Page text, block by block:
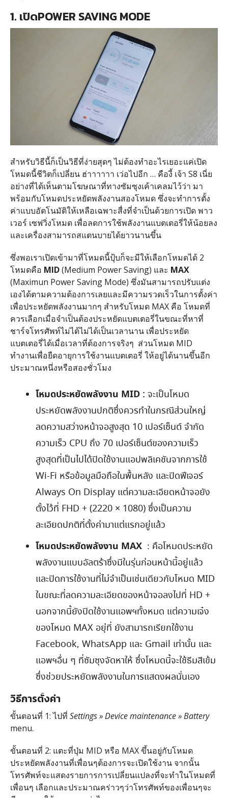
1. เปิดPOWER SAVING MODE
สำหรับวิธีนี้ก็เป็นวิธีที่ง่ายสุดๆ ไม่ต้องทำอะไรเยอะแค่เปิด
โหมดนี้ชีวิตก็เปลี่ยน ฮ่าาาาาา เว่อไปอีก … คืองี้ เจ้า S8 เนี่ย
อย่างที่ได้เห็นตามโฆษณาที่ทางซัมซุงเค้าเคลมไว้ว่า มา
พร้อมกับโหมดประหยัดพลังงานสองโหมด ซึ่งจะทำการตั้ง
ค่าแบบอัตโนมัติให้เหลือเฉพาะสื่งที่จำเป็นด้วยการเปิด พาว
เวอร์ เซฟวิ่งโหมด เพื่อลดการใช้พลังงานแบตเตอรี่ให้น้อยลง
และเครื่องสามารถสแตนบายได้ยาวนานขึ้น
ซึ่งพอเราเปิดเข้ามาที่โหมดนี้ปุ้บก็จะมีให้เลือกโหมดได้ 2
โหมดคือ MID(Medium Power Saving) และ MAX
(Maximun Power Saving Mode) ซึ่งมันสามารถปรับแต่ง
เองได้ตามความต้องการเลยและมีความรวดเร็วในการตั้งค่า
เพื่อประหยัดพลังงานมากๆ สำหรับโหมด MAX คือ โหมดที่
ควรเลือกเมื่อจำเป็นต้องประหยัดแบตเตอรี่ในขณะที่หาที่
ชาร์จโทรศัพท์ไม่ได้ไม่ได้เป็นเวลานาน เพื่อประหยัด
แบตเตอรี่ได้เมื่อเวลาที่ต้องการจริงๆ ส่วนโหมด MID
ทำงานเพื่อยืดอายุการใช้งานแบตเตอรี่ ให้อยู่ได้นานขึ้นอีก
ประมาณหนึ่งหรือสองชั่วโมง
โหมดประหยัดพลังงาน MID : จะเป็นโหมด
ประหยัดพลังงานปกติซึ่งควรทำในกรณีส่วนใหญ่
ลดความสว่างหน้าจอสูงสุด 10 เปอร์เซ็นต์ จำกัด
ความเร็ว CPU ถึง 70 เปอร์เซ็นต์ของความเร็ว
สูงสุดที่เป็นไปได้ปิดใช้งานแอปพลิเคชันจากการใช้
Wi-Fi หรือข้อมูลมือถือในพื้นหลัง และปิดฟีเจอร์
Always On Display แต่ความละเอียดหน้าจอยัง
ตั้งไว้ที่ FHD + (2220 × 1080) ซึ่งเป็นความ
ละเอียดปกติที่ตั้งค่ามาแต่แรกอยู่แล้ว
โหมดประหยัดพลังงาน MAX: คือโหมดประหยัด
พลังงานแบบอัลตร้าซึ่งมีในรุ่นก่อนหน้านี้อยู่แล้ว
และปิดการใช้งานที่ไม่จำเป็นเช่นเดียวกับโหมด MID
ในขณะที่ลดความละเอียดของหน้าจอลงไปที่ HD +
นอกจากนี้ยังปิดใช้งานแอพฯทั้งหมด แต่ความเจ๋ง
ของโหมด MAX อยุ่ที่ ยังสามารถเรียกใช้งาน
Facebook, WhatsApp และ Gmail เท่านั้น และ
แอพฯอื่น ๆ ที่ซัมซุงจัดหาให้ ซึ่งโหมดนี้จะใช้ธีมสีเข้ม
ซึ่งช่วยประหยัดพลังงานในการแสดงผลนั่นเอง
วิธีการตั้งค่า
ขั้นตอนที่ 1: ไปที่ Settings » Device maintenance » Battery
menu.
ขั้นตอนที่ 2: แตะที่ปุ่ม MID หรือ MAX ขึ้นอยู่กับโหมด
ประหยัดพลังงานที่เพื่อนๆต้องการจะเปิดใช้งาน จากนั้น
โทรศัพท์จะแสดงรายการการเปลี่ยนแปลงที่จะทำในโหมดที่
เพื่อนๆ เลือกและประมาณคร่าวๆว่าโทรศัพท์ของเพื่อนๆจะ